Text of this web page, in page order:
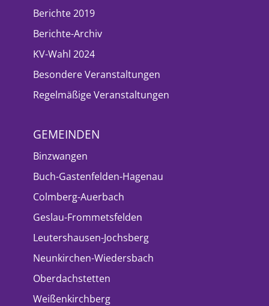
Berichte 2019
Berichte-Archiv
KV-Wahl 2024
Besondere Veranstaltungen
Regelmäßige Veranstaltungen
GEMEINDEN
Binzwangen
Buch-Gastenfelden-Hagenau
Colmberg-Auerbach
Geslau-Frommetsfelden
Leutershausen-Jochsberg
Neunkirchen-Wiedersbach
Oberdachstetten
Weißenkirchberg